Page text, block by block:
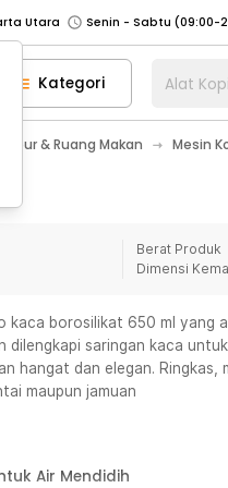
Utara
Jakarta Barat
Senin - Jumat
Senin - Jumat (08:00 -
Senin - Jumat (08:00 -
Senin - Sabtu
Barat
Senin - Sabtu
Jakarta Barat
Senin - Jumat
Senin - Jumat (08:00 -
Kategori Alat Kopi
& Ruang Makan Mesin
Berat Produk
Dimensi
kaca borosilikat 650 ml yang
dilengkapi saringan kaca
hangat dan elegan.
maupun jamuan
Air Mendidih